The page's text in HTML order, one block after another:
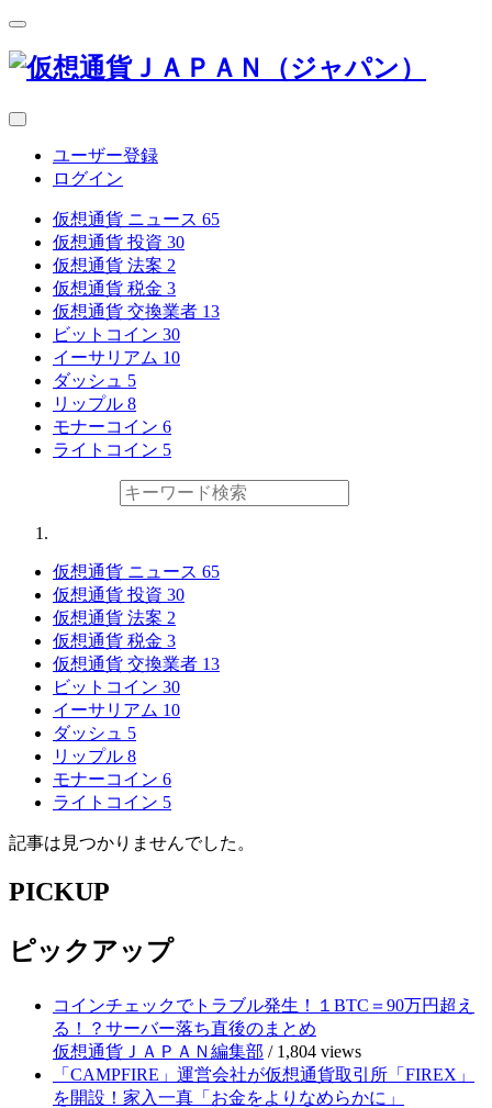
ユーザー登録
ログイン
仮想通貨 ニュース 65
仮想通貨 投資 30
仮想通貨 法案 2
仮想通貨 税金 3
仮想通貨 交換業者 13
ビットコイン 30
イーサリアム 10
ダッシュ 5
リップル 8
モナーコイン 6
ライトコイン 5
仮想通貨 ニュース 65
仮想通貨 投資 30
仮想通貨 法案 2
仮想通貨 税金 3
仮想通貨 交換業者 13
ビットコイン 30
イーサリアム 10
ダッシュ 5
リップル 8
モナーコイン 6
ライトコイン 5
記事は見つかりませんでした。
PICKUP
ピックアップ
コインチェックでトラブル発生！１BTC＝90万円超え
る！？サーバー落ち直後のまとめ
仮想通貨ＪＡＰＡＮ編集部 / 1,804 views
「CAMPFIRE」運営会社が仮想通貨取引所「FIREX」
を開設！家入一真「お金をよりなめらかに」